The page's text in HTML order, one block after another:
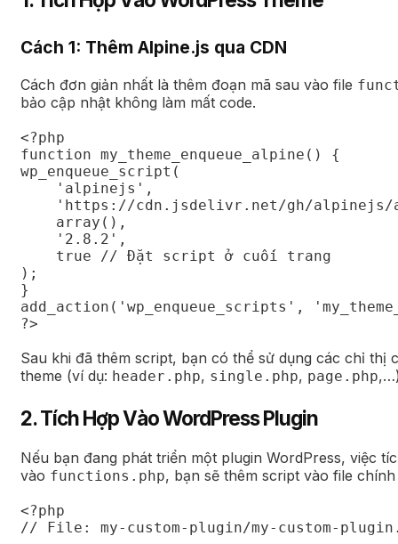
Cách 1: Thêm Alpine.js qua CDN
Cách đơn giản nhất là thêm đoạn mã sau vào file
bảo cập nhật không làm mất code.
<?php
function my_theme_enqueue_alpine() {
wp_enqueue_script(
    'alpinejs',
'https://cdn.jsdelivr.net/gh/
    array(),
    '2.8.2',
    true // Đặt script ở cuối trang
);
}
add_action('wp_enqueue_scripts',
?>
Sau khi đã thêm script, bạn có thể sử dụng các chỉ thị
theme (ví dụ: header.php, single.php, page.php
2. Tích Hợp Vào WordPress Plugin
Nếu bạn đang phát triển một plugin WordPress, việc
vào functions.php, bạn sẽ thêm script vào file
<?php
// File: my-custom-plugin/my-custom-